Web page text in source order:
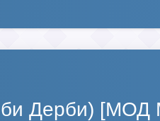
Дерби) [МОД